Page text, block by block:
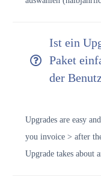
Ist ein
Paket
der
Upgrades are easy
you invoice > after
Upgrade takes about